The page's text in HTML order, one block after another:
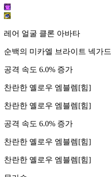
레어 얼굴 클론 아바타
순백의 미카엘 브라이트 넥가드
공격 속도 6.0% 증가
찬란한 옐로우 엠블렘[힘]
찬란한 옐로우 엠블렘[힘]
공격 속도 6.0% 증가
찬란한 옐로우 엠블렘[힘]
찬란한 옐로우 엠블렘[힘]